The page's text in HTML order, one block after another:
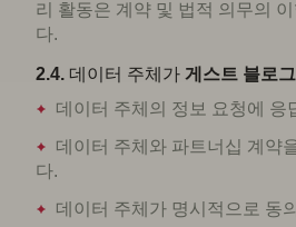
리 활동은 계약 및 법적 의무의
다.
2.4. 데이터 주체가 게스트 블로
데이터 주체의 정보 요청에 응
데이터 주체와 파트너십 계약
다.
데이터 주체가 명시적으로 동